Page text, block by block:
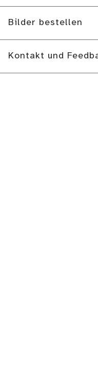
Bilder bestellen
Kontakt und